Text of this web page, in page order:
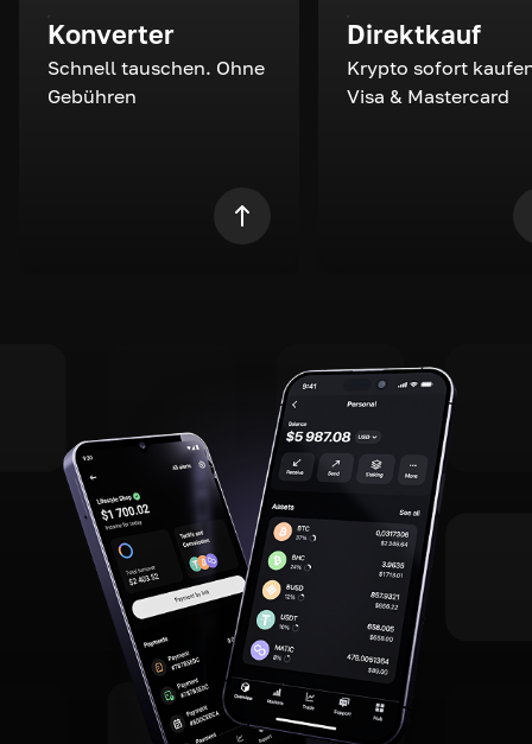
Konverter
Schnell tauschen. Ohne
Gebühren
Direktkauf
Krypto sofort
Visa & Mastercard